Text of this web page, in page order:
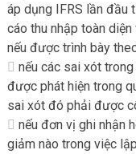
áp dụng IFRS lần đầu
cáo thu nhập toàn
nếu được trình bày
nếu các sai xót
được phát hiện trong
sai xót đó phải được
nếu đơn vị ghi nhận
giảm nào trong việc